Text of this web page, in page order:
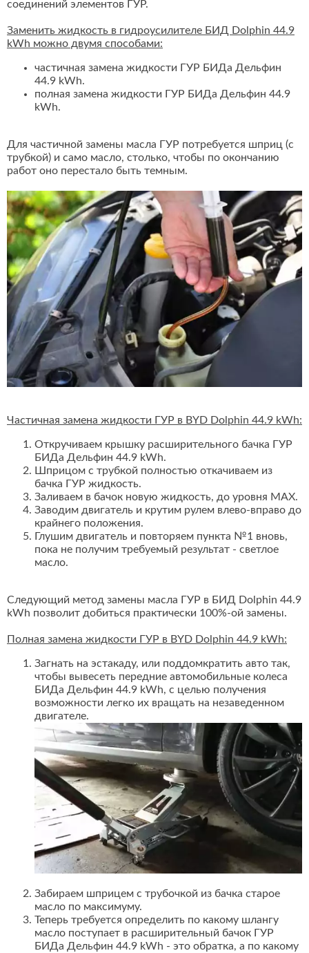
соединений элементов ГУР.
Заменить жидкость в гидроусилителе БИД Dolphin 44.9
kWh можно двумя способами:
частичная замена жидкости ГУР БИДа Дельфин
44.9 kWh.
полная замена жидкости ГУР БИДа Дельфин 44.9
kWh.
Для частичной замены масла ГУР потребуется шприц (с
трубкой) и само масло, столько, чтобы по окончанию
работ оно перестало быть темным.
Частичная замена жидкости ГУР в BYD Dolphin 44.9 kWh:
Откручиваем крышку расширительного бачка ГУР
БИДа Дельфин 44.9 kWh.
Шприцом с трубкой полностью откачиваем из
бачка ГУР жидкость.
Заливаем в бачок новую жидкость, до уровня MAX.
Заводим двигатель и крутим рулем влево-вправо до
крайнего положения.
Глушим двигатель и повторяем пункта №1 вновь,
пока не получим требуемый результат - светлое
масло.
Следующий метод замены масла ГУР в БИД Dolphin 44.9
kWh позволит добиться практически 100%-ой замены.
Полная замена жидкости ГУР в BYD Dolphin 44.9 kWh:
Загнать на эстакаду, или поддомкратить авто так,
чтобы вывесеть передние автомобильные колеса
БИДа Дельфин 44.9 kWh, с целью получения
возможности легко их вращать на незаведенном
двигателе.
Забираем шприцем с трубочкой из бачка старое
масло по максимуму.
Теперь требуется определить по какому шлангу
масло поступает в расширительный бачок ГУР
БИДа Дельфин 44.9 kWh - это обратка, а по какому